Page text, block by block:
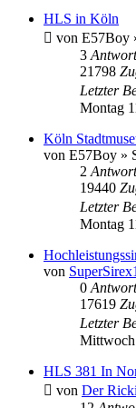
HLS in Köln
von E57Boy
3
21798
Letzter
Montag
Köln
von E57Boy »
2
19440
Letzter
Montag
von
0
17619
Letzter
HLS 381 In
von Der